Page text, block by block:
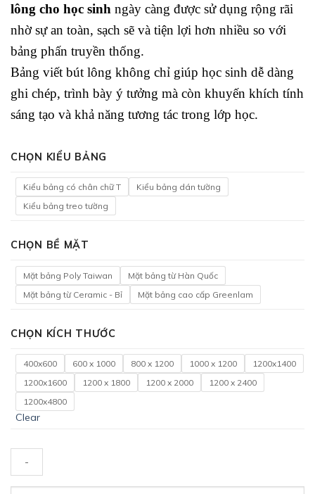
lông cho học sinh ngày càng được sử dụng rộng rãi
nhờ sự an toàn, sạch sẽ và tiện lợi hơn nhiều so với
bảng phấn truyền thống.
Bảng viết bút lông không chỉ giúp học sinh dễ dàng
ghi chép, trình bày ý tưởng mà còn khuyến khích tính
sáng tạo và khả năng tương tác trong lớp học.
CHỌN KIỂU BẢNG
Kiểu bảng có chân chữ T
Kiểu bảng dán tường
Kiểu bảng treo tường
CHỌN BỀ MẶT
Mặt bảng Poly Taiwan
Mặt bảng từ Hàn Quốc
Mặt bảng từ Ceramic - Bỉ
Mặt bảng cao cấp Greenlam
CHỌN KÍCH THƯỚC
400x600 600 x 1000 800 x 1200 1000 x 1200
1200x1400
1200x1600
1200 x 1800 1200 x 2000
1200 x 2400
1200x4800
Clear